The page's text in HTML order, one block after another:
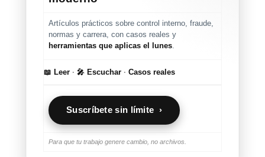
Artículos prácticos sobre control interno, fraude,
normas y carrera, con casos reales y
herramientas que aplicas el lunes.
📖 Leer · 🎤 Escuchar · Casos reales
Suscríbete sin límite ›
Para que tu trabajo genere cambio, no archivos.